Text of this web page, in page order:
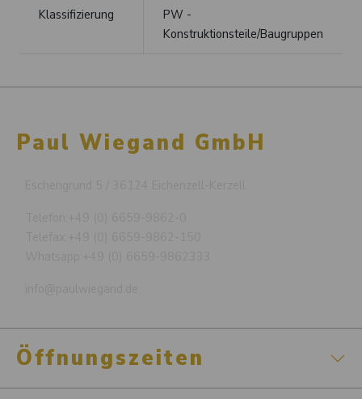
Klassifizierung
PW -
Konstruktionsteile/Baugruppen
Paul Wiegand GmbH
Öffnungszeiten